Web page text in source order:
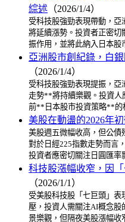
綜述 （2026/1/4）
受科技股強勁表現帶動，亞
將延續漲勢。投資者正密
振作用，並將此納入日本股
亞洲股市創紀錄，白
（2026/1/4）
受科技股強勁表現提振，
走勢**將持續樂觀。投資人
前**日本股市投資策略**的
美股在動盪的2026年
美股週五微幅收高，但公債
對於日經225指數走勢而言
投資者應密切關注日圓匯率
科技股漲幅收窄，因
（2026/1/1）
受美股科技股「七巨頭」表
壓，投資人需關注AI概念
景樂觀，但隔夜美股漲幅收